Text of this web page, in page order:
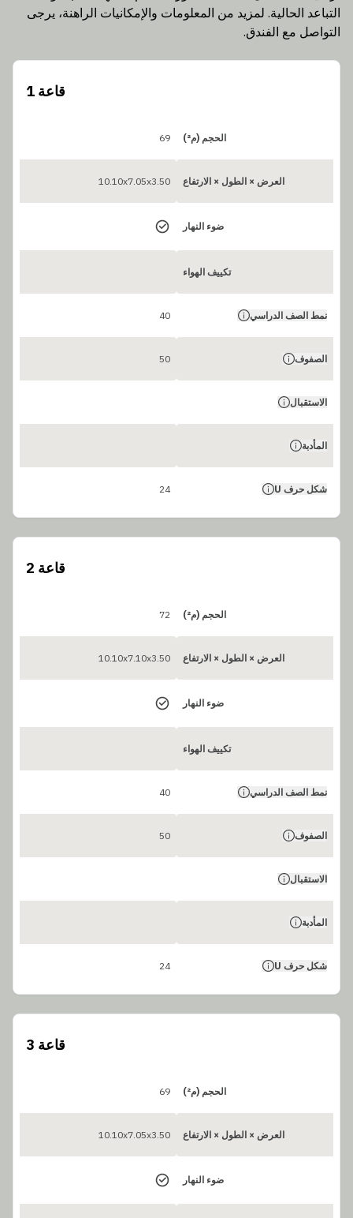
التباعد الحالية. لمزيد من المعلومات والإمكانيات الراهنة، يرجى
التواصل مع الفندق.
قاعة 1
الحجم (م²) 69
العرض × الطول × الارتفاع 10.10x7.05x3.50
ضوء النهار
تكييف الهواء
نمط الصف الدراسي 40
الصفوف 50
الاستقبال
المأدبة
شكل حرف U 24
قاعة 2
الحجم (م²) 72
العرض × الطول × الارتفاع 10.10x7.10x3.50
ضوء النهار
تكييف الهواء
نمط الصف الدراسي 40
الصفوف 50
الاستقبال
المأدبة
شكل حرف U 24
قاعة 3
الحجم (م²) 69
العرض × الطول × الارتفاع 10.10x7.05x3.50
ضوء النهار